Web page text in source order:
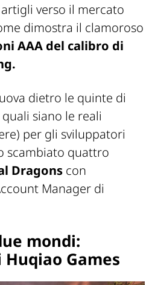
verso il mercato
dimostra il clamoroso
AAA del calibro di
dietro le quinte di
siano le reali
per gli sviluppatori
scambiato quattro
Dragons con
Manager di
mondi:
Games